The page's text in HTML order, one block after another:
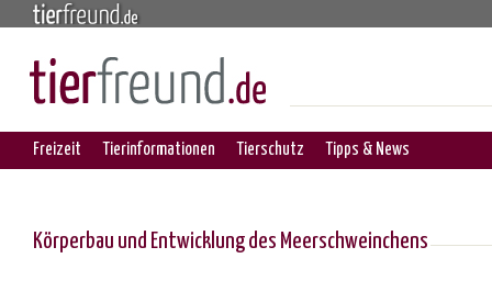
Freizeit Tierinformationen Tierschutz Tipps & News
Körperbau und Entwicklung des Meerschweinchens